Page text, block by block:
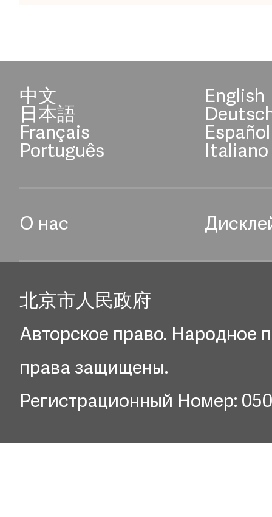
中文 English
日本語
Français Español
Português Italiano
О нас
北京市人民政府
Авторское право. Народное
права защищены.
Регистрационный Номер: